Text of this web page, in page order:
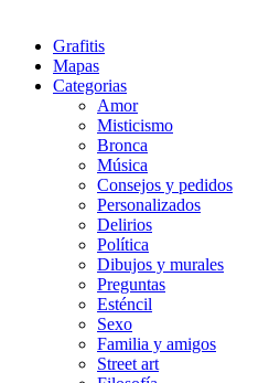
Grafitis
Mapas
Categorias
Amor
Misticismo
Bronca
Música
Consejos y pedidos
Personalizados
Delirios
Política
Dibujos y murales
Preguntas
Esténcil
Sexo
Familia y amigos
Street art